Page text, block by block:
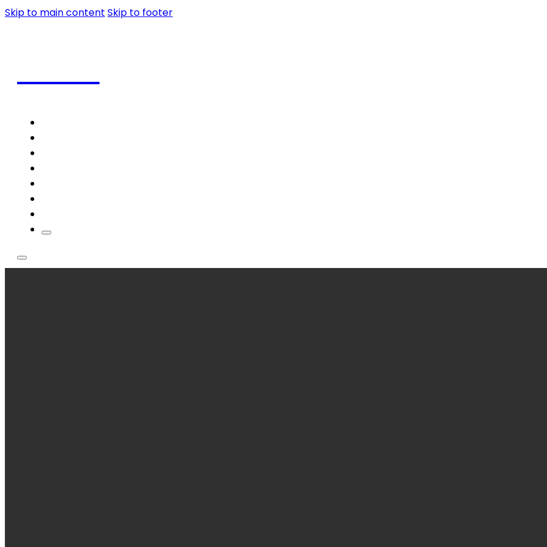
Skip to main content Skip to footer